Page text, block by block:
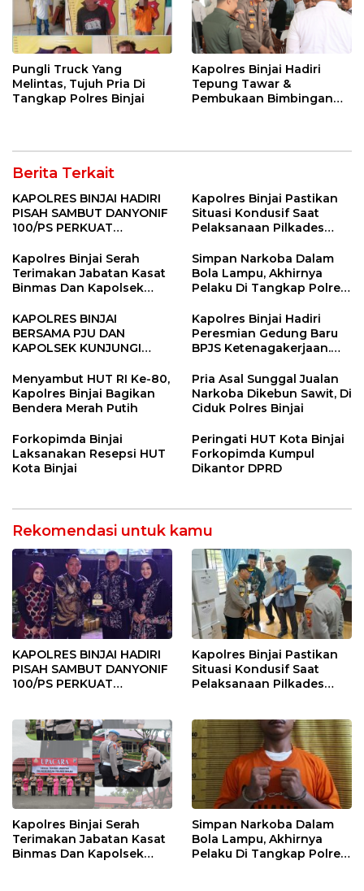
Pungli Truck Yang
Melintas, Tujuh Pria Di
Tangkap Polres Binjai
Kapolres Binjai Hadiri
Tepung Tawar &
Pembukaan Bimbingan
Berita Terkait
KAPOLRES BINJAI HADIRI
PISAH SAMBUT DANYONIF
100/PS PERKUAT
Kapolres Binjai Pastikan
Situasi Kondusif Saat
Pelaksanaan Pilkades
Kapolres Binjai Serah
Terimakan Jabatan Kasat
Binmas Dan Kapolsek
Simpan Narkoba Dalam
Bola Lampu, Akhirnya
Pelaku Di Tangkap Polres
KAPOLRES BINJAI
BERSAMA PJU DAN
KAPOLSEK KUNJUNGI
BINJAI
Kapolres Binjai Hadiri
Peresmian Gedung Baru
BPJS Ketenagakerjaan.
Menyeluruh bagi Pekerja”
Menyambut HUT RI Ke-80,
Kapolres Binjai Bagikan
Bendera Merah Putih
Pria Asal Sunggal Jualan
Narkoba Dikebun Sawit, Di
Ciduk Polres Binjai
Forkopimda Binjai
Laksanakan Resepsi HUT
Kota Binjai
Peringati HUT Kota Binjai
Forkopimda Kumpul
Dikantor DPRD
Rekomendasi untuk kamu
KAPOLRES BINJAI HADIRI
PISAH SAMBUT DANYONIF
100/PS PERKUAT
Kapolres Binjai Pastikan
Situasi Kondusif Saat
Pelaksanaan Pilkades
Kapolres Binjai Serah
Terimakan Jabatan Kasat
Binmas Dan Kapolsek
Simpan Narkoba Dalam
Bola Lampu, Akhirnya
Pelaku Di Tangkap Polres